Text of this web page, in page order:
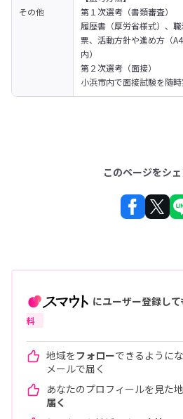
その他
第１次選考（書類審査）
履歴書（厚労省様式）、
票、活動方針や進め方（
内）
第２次選考（面接）
小浜市内で面接試験を随時
このページをシ
にユーザー登録し
料
地域をフォローできるようにな
メールで届く
あなたのプロフィールを見た
届く